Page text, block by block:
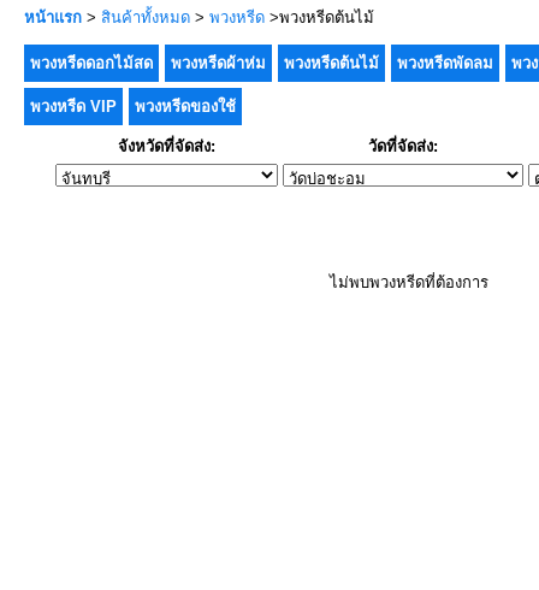
หน้าแรก > สินค้าทั้งหมด > พวงหรีด >พวงหรีดต้นไม้
พวงหรีดดอกไม้สด พวงหรีดผ้าห่ม พวงหรีดต้นไม้ พวงหรีดพัดลม พว
พวงหรีด VIP พวงหรีดของใช้
จังหวัดที่จัดส่ง: วัดที่จัดส่ง:
ไม่พบพวงหรีดที่ต้องการ